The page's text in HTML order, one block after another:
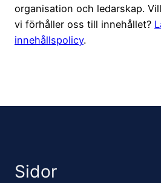
organisation och ledarskap.
vi förhåller oss till innehållet?
innehållspolicy.
Sidor